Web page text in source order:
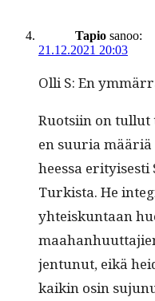
Tapio sanoo:
21.12.2021 20:03
Olli S: En
Ruot­si­in on
en suuria
heessa eri­tyis­es­ti
Turk­ista. He
yhteiskun­taan
jen­tunut, eikä
kaikin osin